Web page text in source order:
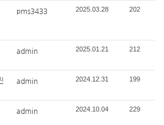
pms3433 2025.03.28 202
admin 2025.01.21 212
admin 2024.12.31 199
admin 2024.10.04 229